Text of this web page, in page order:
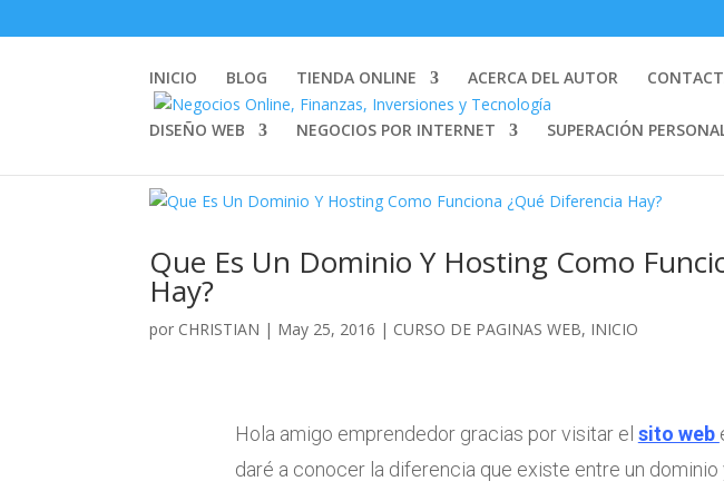
INICIO BLOG TIENDA ONLINE ACERCA DEL AUTOR
DISEÑO WEB NEGOCIOS POR INTERNET SUPERACIÓN
Que Es Un Dominio Y Hosting Como
Hay?
por CHRISTIAN | May 25, 2016 | CURSO DE PAGINAS WEB, INICIO
Hola amigo emprendedor gracias por visitar el sito web
daré a conocer la diferencia que existe entre un